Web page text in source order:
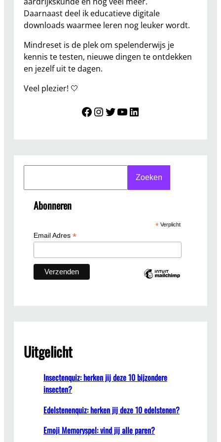
Daarnaast deel ik educatieve digitale
downloads waarmee leren nog leuker wordt.
Mindreset is de plek om spelenderwijs je
kennis te testen, nieuwe dingen te ontdekken
en jezelf uit te dagen.
Veel plezier! 🤍
Mindreset InstagramTwitter YouTube LinkedIn
Zoeken
Abonneren
*Verplicht
Email Adres *
Uitgelicht
Insectenquiz: herken jij deze 10 bijzondere
insecten?
Edelstenenquiz: herken jij deze 10 edelstenen?
Emoji Memoryspel: vind jij alle paren?